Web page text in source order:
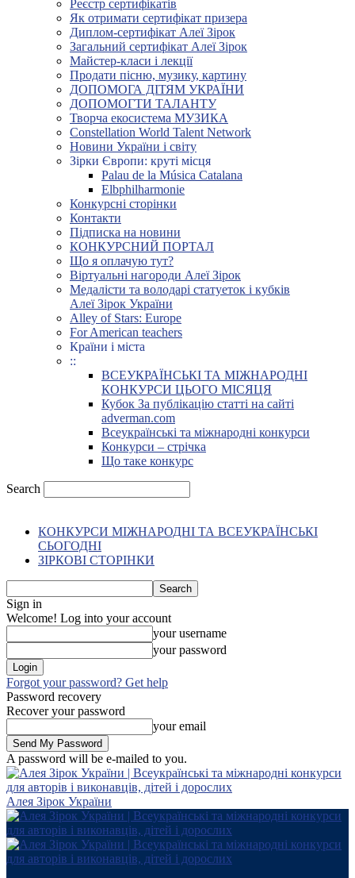
Реєстр сертифікатів
Як отримати сертифікат призера
Диплом-сертифікат Алеї Зірок
Загальний сертифікат Алеї Зірок
Майстер-класи і лекції
Продати пісню, музику, картину
ДОПОМОГА ДІТЯМ УКРАЇНИ
ДОПОМОГТИ ТАЛАНТУ
Творча екосистема МУЗИКА
Constellation World Talent Network
Новини України і світу
Зірки Європи: круті місця
Palau de la Música Catalana
Elbphilharmonie
Конкурсні сторінки
Контакти
Підписка на новини
КОНКУРСНИЙ ПОРТАЛ
Що я оплачую тут?
Віртуальні нагороди Алеї Зірок
Медалісти та володарі статуеток і кубків
Алеї Зірок України
Alley of Stars: Europe
For American teachers
Країни і міста
::
ВСЕУКРАЇНСЬКІ ТА МІЖНАРОДНІ
КОНКУРСИ ЦЬОГО МІСЯЦЯ
Кубок За публікацію статті на сайті
adverman.com
Всеукраїнські та міжнародні конкурси
Конкурси – стрічка
Що таке конкурс
Search
КОНКУРСИ МІЖНАРОДНІ ТА ВСЕУКРАЇНСЬКІ
СЬОГОДНІ
ЗІРКОВІ СТОРІНКИ
Sign in
Welcome! Log into your account
your username
your password
Forgot your password? Get help
Password recovery
Recover your password
your email
A password will be e-mailed to you.
Алея Зірок України